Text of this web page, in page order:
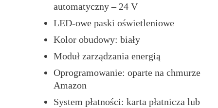
automatyczny – 24 V
LED-owe paski oświetleniowe
Kolor obudowy: biały
Moduł zarządzania energią
Oprogramowanie: oparte na chmurze
Amazon
System płatności: karta płatnicza lub